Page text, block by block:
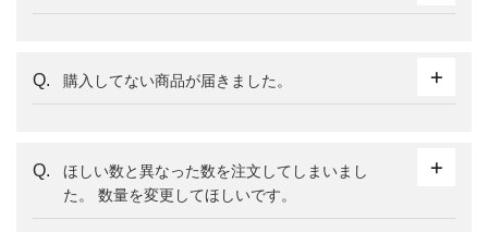
購入してない商品が届きました。
ほしい数と異なった数を注文してしまいまし
た。 数量を変更してほしいです。